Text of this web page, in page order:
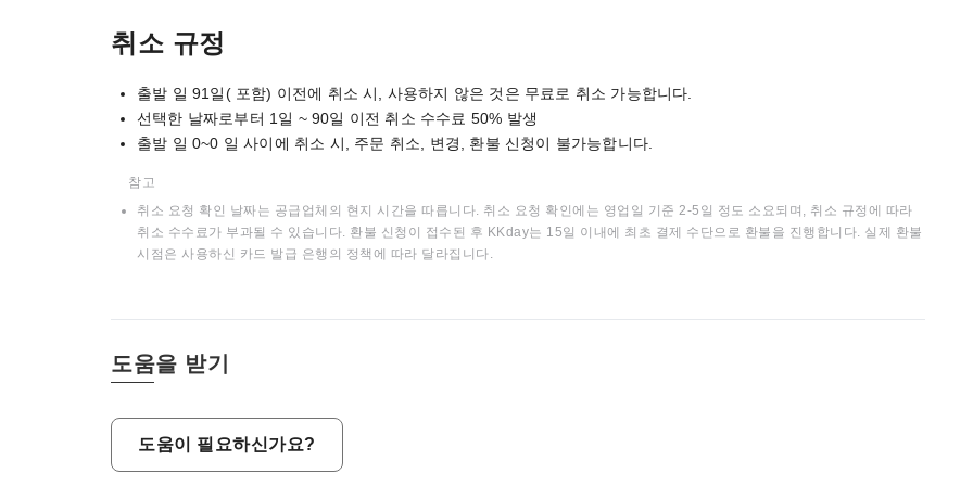
취소 규정
출발 일 91일( 포함) 이전에 취소 시, 사용하지 않은 것은 무료로 취소 가능합니다.
선택한 날짜로부터 1일 ~ 90일 이전 취소 수수료 50% 발생
출발 일 0~0 일 사이에 취소 시, 주문 취소, 변경, 환불 신청이 불가능합니다.
참고
취소 요청 확인 날짜는 공급업체의 현지 시간을 따릅니다. 취소 요청 확인에는 영업일 기준 2-5일 정도 소요되며, 취소 규정에 따라
취소 수수료가 부과될 수 있습니다. 환불 신청이 접수된 후 KKday는 15일 이내에 최초 결제 수단으로 환불을 진행합니다. 실제 환불
시점은 사용하신 카드 발급 은행의 정책에 따라 달라집니다.
도움을 받기
도움이 필요하신가요?